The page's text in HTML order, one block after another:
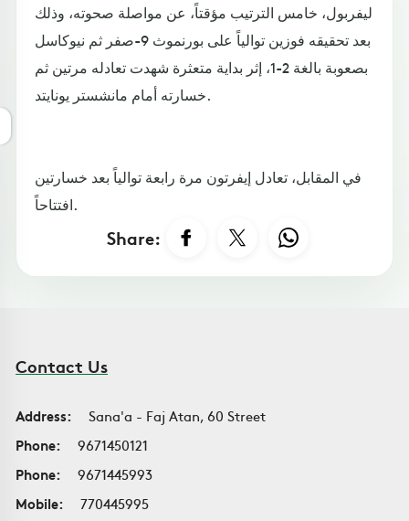
ليفربول، خامس الترتيب مؤقتاً، عن مواصلة صحوته، وذلك
بعد تحقيقه فوزين توالياً على بورنموث 9-صفر ثم نيوكاسل
بصعوبة بالغة 2-1، إثر بداية متعثرة شهدت تعادله مرتين ثم
خسارته أمام مانشستر يونايتد.
في المقابل، تعادل إيفرتون مرة رابعة توالياً بعد خسارتين
افتتاحاً.
Share:
Contact Us
Address:
Sana'a - Faj Atan, 60 Street
Phone:
9671450121
Phone:
9671445993
Mobile:
770445995